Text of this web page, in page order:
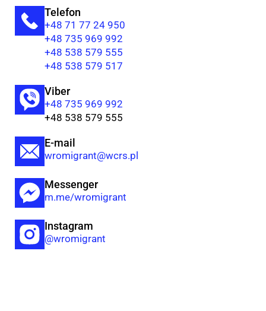
Telefon
+48 71 77 24 950
+48 735 969 992
+48 538 579 555
+48 538 579 517
Viber
+48 735 969 992
+48 538 579 555
E-mail
wromigrant@wcrs.pl
Messenger
m.me/wromigrant
Instagram
@wromigrant